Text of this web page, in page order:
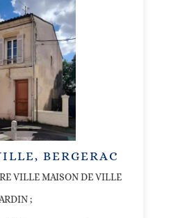
BERGERAC
VILLE MAISON DE VILLE
;